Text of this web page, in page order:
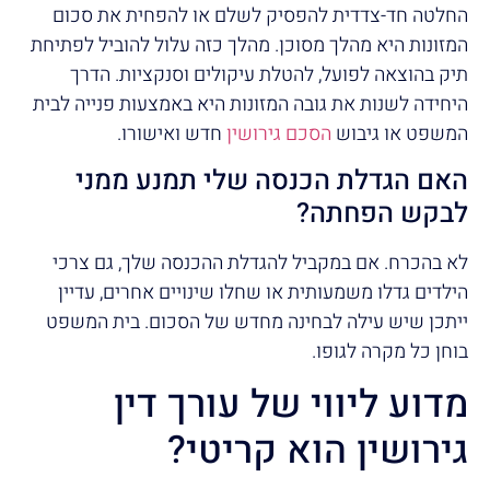
החלטה חד-צדדית להפסיק לשלם או להפחית את סכום
המזונות היא מהלך מסוכן. מהלך כזה עלול להוביל לפתיחת
תיק בהוצאה לפועל, להטלת עיקולים וסנקציות. הדרך
היחידה לשנות את גובה המזונות היא באמצעות פנייה לבית
המשפט או גיבוש הסכם גירושיןחדש ואישורו.
האם הגדלת הכנסה שלי תמנע ממני
לבקש הפחתה?
לא בהכרח. אם במקביל להגדלת ההכנסה שלך, גם צרכי
הילדים גדלו משמעותית או שחלו שינויים אחרים, עדיין
ייתכן שיש עילה לבחינה מחדש של הסכום. בית המשפט
בוחן כל מקרה לגופו.
מדוע ליווי של עורך דין
גירושין הוא קריטי?